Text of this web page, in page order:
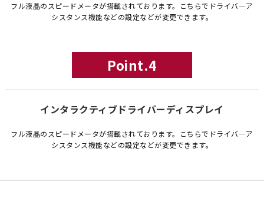
フル液晶のスピードメータが搭載されております。こちらでドライバ―ア
シスタンス機能などの設定などが変更できます。
Point.4
インタラクティブドライバーディスプレイ
フル液晶のスピードメータが搭載されております。こちらでドライバ―ア
シスタンス機能などの設定などが変更できます。